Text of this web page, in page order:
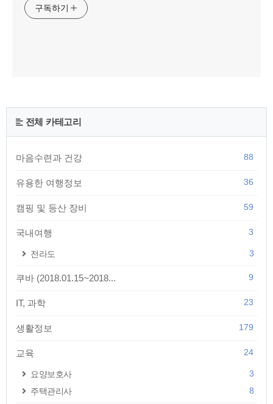
구독하기
전체 카테고리
마음수련과 건강 88
유용한 여행정보 36
캠핑 및 등산 장비 59
국내여행 3
전라도 3
쿠바 (2018.01.15~2018... 9
IT, 과학 23
생활정보 179
교육 24
요양보호사
3
주택관리사
8